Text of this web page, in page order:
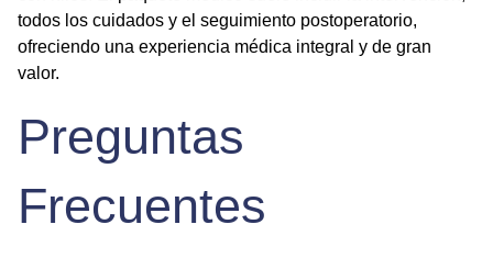
todos los cuidados y el seguimiento postoperatorio,
ofreciendo una experiencia médica integral y de gran
valor.
Preguntas
Frecuentes